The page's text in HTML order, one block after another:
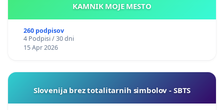
KAMNIK MOJE MESTO
260 podpisov
4 Podpisi / 30 dni
15 Apr 2026
Slovenija brez totalitarnih simbolov - SBTS